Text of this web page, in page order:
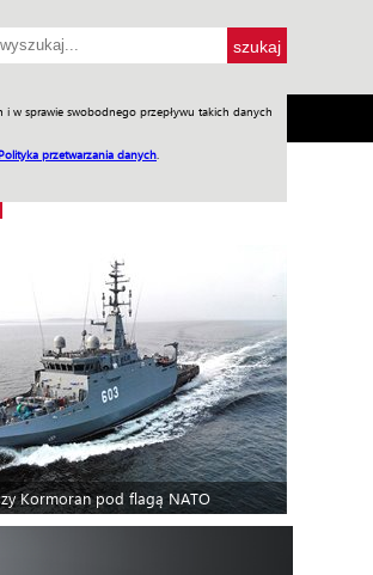
w sprawie swobodnego przepływu takich danych
Polityka przetwarzania danych
Praca w WIW
Kormoran pod flagą NATO